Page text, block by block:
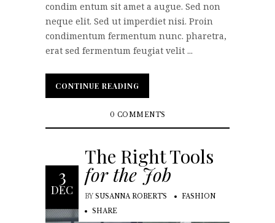
condim entum sit amet a augue. Sed non
neque elit. Sed ut imperdiet nisi. Proin
condimentum fermentum nunc. pharetra,
erat sed fermentum feugiat velit ...
CONTINUE READING
CONTINUE READING
0 COMMENTS
3
DEC
The Right Tools
for the Job
BY SUSANNA ROBERTS
FASHION
SHARE